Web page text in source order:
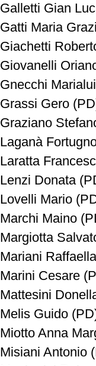
Galletti Gian
Gatti Maria
Giachetti
Giovanelli
Gnecchi
Grassi Gero
Graziano
Laganà
Laratta
Lenzi Donata
Lovelli Mario
Marchi Maino
Margiotta
Mariani
Marini Cesare
Mattesini
Melis Guido
Miotto Anna
Misiani Antonio